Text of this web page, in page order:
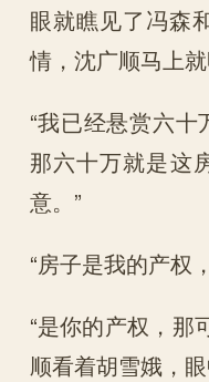
眼就瞧见了冯森
情，沈广顺马上就
“我已经悬赏六
那六十万就是
意。”
“房子是我的产权
“是你的产权，那
顺看着胡雪娥，眼